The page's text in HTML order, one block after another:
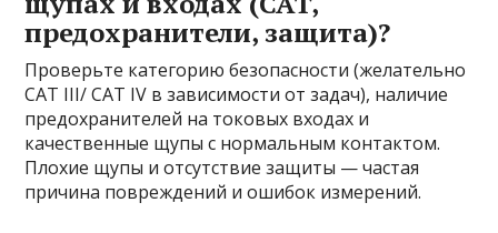
предохранители, защита)?
Проверьте категорию безопасности (желательно
CAT III/ CAT IV в зависимости от задач), наличие
предохранителей на токовых входах и
качественные щупы с нормальным контактом.
Плохие щупы и отсутствие защиты — частая
причина повреждений и ошибок измерений.